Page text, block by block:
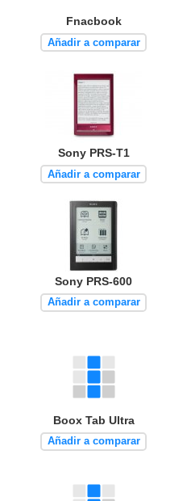
Fnacbook
Añadir a comparar
Sony PRS-T1
Añadir a comparar
Sony PRS-600
Añadir a comparar
Boox Tab Ultra
Añadir a comparar